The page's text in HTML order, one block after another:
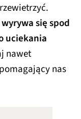
się spod
uciekania
nawet
nas